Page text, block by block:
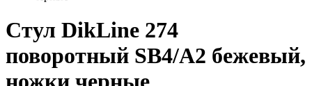
Стул DikLine 274
поворотный SB4/A2 бежевый,